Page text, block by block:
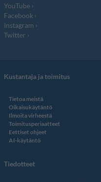
YouTube
Facebook
Instagram
Twitter
Kustantaja ja toimitus
Tietoa meistä
Oikaisukäytäntö
Ilmoita virheestä
Toimitusperiaatteet
Eettiset ohjeet
AI-käytäntö
Tiedotteet